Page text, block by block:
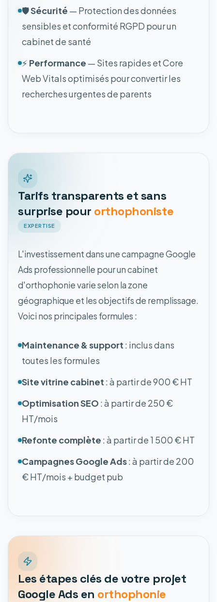
🛡️Sécurité — Protection des données
sensibles et conformité RGPD pour un
cabinet de santé
⚡ Performance — Sites rapides et Core
Web Vitals optimisés pour convertir les
recherches urgentes de parents
Tarifs transparents et sans
surprise pour orthophoniste
EXPERTISE
L'investissement dans une campagne Google
Ads professionnelle pour un cabinet
d'orthophonie varie selon la zone
géographique et les objectifs de remplissage.
Voici nos principales formules :
Maintenance & support : inclus dans
toutes les formules
Site vitrine cabinet : à partir de 900 € HT
Optimisation SEO : à partir de 250 €
HT/mois
Refonte complète : à partir de 1 500 € HT
Campagnes Google Ads: à partir de 200
€ HT/mois + budget pub
Les étapes clés de votre projet
Google Ads en orthophonie